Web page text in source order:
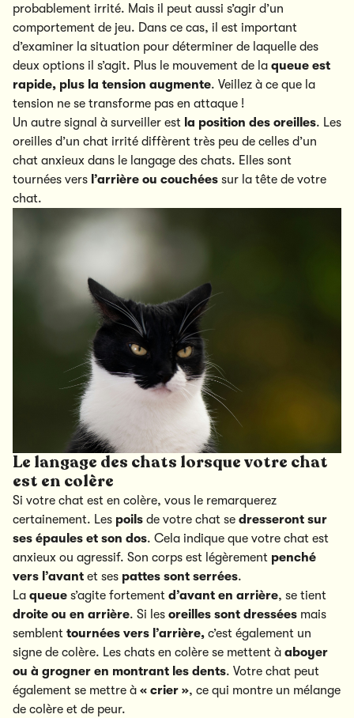
probablement irrité. Mais il peut aussi s’agir d’un
comportement de jeu. Dans ce cas, il est important
d’examiner la situation pour déterminer de laquelle des
deux options il s’agit. Plus le mouvement de la queue est
rapide, plus la tension augmente. Veillez à ce que la
tension ne se transforme pas en attaque !
Un autre signal à surveiller est la position des oreilles. Les
oreilles d’un chat irrité diffèrent très peu de celles d’un
chat anxieux dans le langage des chats. Elles sont
tournées vers l’arrière ou couchées sur la tête de votre
chat.
Le langage des chats lorsque votre chat
est en colère
Si votre chat est en colère, vous le remarquerez
certainement. Les poils de votre chat se dresseront sur
ses épaules et son dos. Cela indique que votre chat est
anxieux ou agressif. Son corps est légèrement penché
vers l’avant et ses pattes sont serrées.
La queue s’agite fortement d’avant en arrière, se tient
droite ou en arrière. Si les oreilles sont dressées mais
semblent tournées vers l’arrière, c’est également un
signe de colère. Les chats en colère se mettent à aboyer
ou à grogner en montrant les dents. Votre chat peut
également se mettre à « crier », ce qui montre un mélange
de colère et de peur.